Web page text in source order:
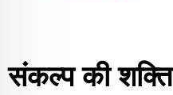
संकल्प की शक्ति